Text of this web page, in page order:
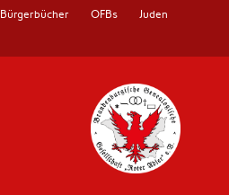
Bürgerbücher OFBs Juden